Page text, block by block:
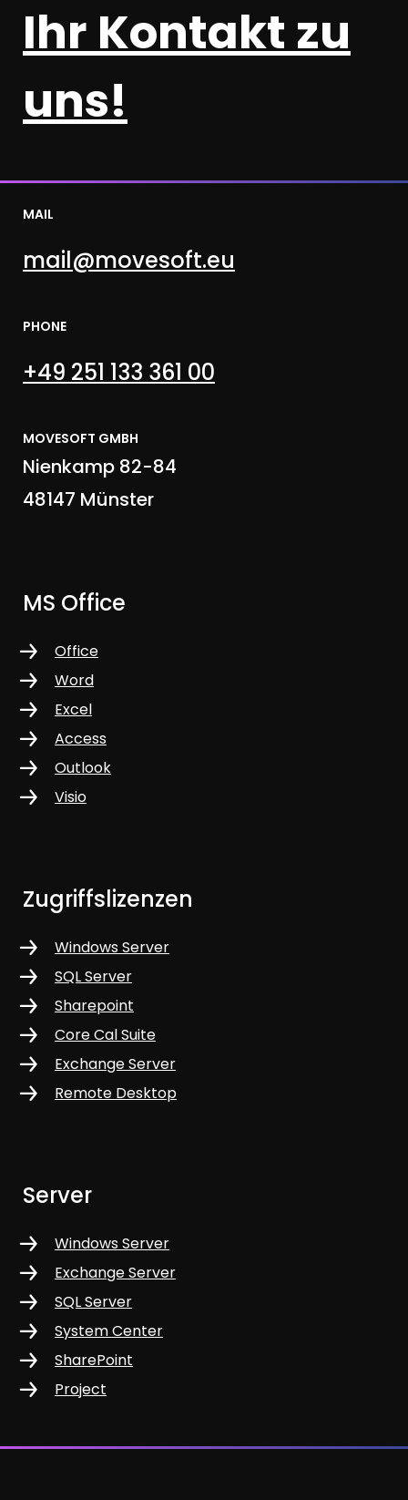
Ihr Kontakt zu
uns!
MAIL
mail@movesoft.eu
PHONE
+49 251 133 361 00
MOVESOFT GMBH
Nienkamp 82-84
48147 Münster
MS Office
Office
Word
Excel
Access
Outlook
Visio
Zugriffslizenzen
Windows Server
SQL Server
Sharepoint
Core Cal Suite
Exchange Server
Remote Desktop
Server
Windows Server
Exchange Server
SQL Server
System Center
SharePoint
Project